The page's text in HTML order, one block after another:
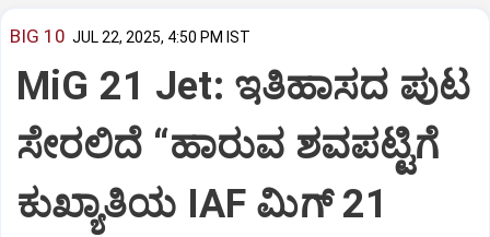
BIG 10 JUL 22, 2025, 4:50 PM IST
MiG 21 Jet: ಇತಿಹಾಸದ ಪುಟ
ಸೇರಲಿದೆ “ಹಾರುವ ಶವಪಟ್ಟಿಗೆ
ಕುಖ್ಯಾತಿಯ IAF ಮಿಗ್‌ 21